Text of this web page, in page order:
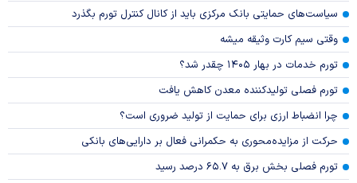
سیاست‌های حمایتی بانک مرکزی باید از کانال کنترل تورم بگذرد
وقتی سیم کارت وثیقه میشه
تورم خدمات در بهار ۱۴۰۵ چقدر شد؟
تورم فصلی تولیدکننده معدن کاهش یافت
چرا انضباط ارزی برای حمایت از تولید ضروری است؟
حرکت از مزایده‌محوری به حکمرانی فعال بر دارایی‌های بانکی
تورم فصلی بخش برق به ۶۵.۷ درصد رسید